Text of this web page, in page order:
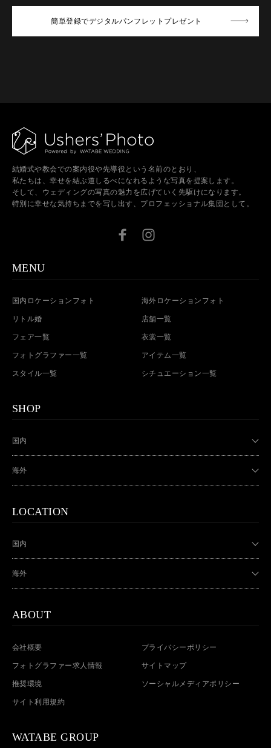
簡単登録でデジタルパンフレットプレゼント
結婚式や教会での案内役や先導役という名前のとおり、
私たちは、幸せを結ぶ道しるべになれるような写真を提案します。
そして、ウェディングの写真の魅力を広げていく先駆けになります。
特別に幸せな気持ちまでを写し出す、プロフェッショナル集団として。
MENU
国内ロケーションフォト 海外ロケーションフォト
リトル婚 店舗一覧
フェア一覧 衣裳一覧
フォトグラファー一覧 アイテム一覧
スタイル一覧 シチュエーション一覧
SHOP
国内
海外
LOCATION
国内
海外
ABOUT
会社概要 プライバシーポリシー
フォトグラファー求人情報 サイトマップ
推奨環境 ソーシャルメディアポリシー
サイト利用規約
WATABE GROUP